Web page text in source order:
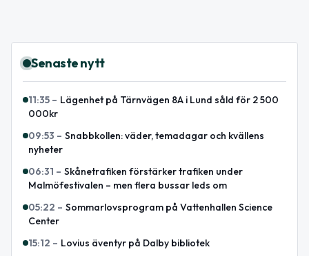
Senaste nytt
11:35 – Lägenhet på Tärnvägen 8A i Lund såld för 2 500
000kr
09:53 – Snabbkollen: väder, temadagar och kvällens
nyheter
06:31 – Skånetrafiken förstärker trafiken under
Malmöfestivalen – men flera bussar leds om
05:22 – Sommarlovsprogram på Vattenhallen Science
Center
15:12 – Lovius äventyr på Dalby bibliotek